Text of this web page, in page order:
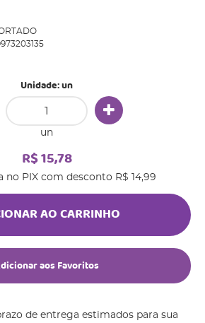
Unidade: un
un
R$ 15,78
no PIX com desconto R$ 14,99
AO CARRINHO
aos Favoritos
de entrega estimados para sua